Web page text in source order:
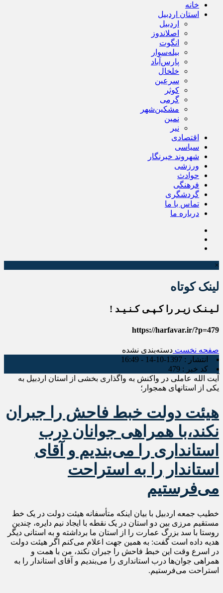
خانه
استان اردبیل
اردبیل
اصلاندوز
انگوت
بیله‌سوار
پارس‌آباد
خلخال
سرعین
کوثر
گرمی
مشکین‌شهر
نمین
نیر
اقتصادی
سیاسی
شهروند خبرنگار
ورزشی
حوادث
فرهنگی
گردشگری
تماس با ما
درباره ما
×
لینک کوتاه
لـیـنـک زیـر را کـپـی کـنـیـد !
https://harfavar.ir/?p=479
صفحه نخست دسته‌بندی نشده
انتشار : 1397-10-14 - 16:49
کد خبر : 479
آیت الله عاملی در واکنش به واگذاری بخشی از استان اردبیل به
یکی از استانهای همجوار؛
هیئت دولت خبط فاحش را جبران
نکند،با همراهی جوانان درب
استانداری را می‌بندیم و آقای
استاندار را به استراحت
می‌فرستیم
خطیب جمعه اردبیل با بیان اینکه متأسفانه هیئت دولت در یک خط
مستقیم مرزی بین دو استان در یک نقطه با ایجاد نیم دایره، چندین
روستا با سد بزرگ عمارت را از استان ما برداشته و به استانی دیگر
هدیه داده است گفت: به همین جهت اعلام می‌کنم اگر هیئت دولت
در اسرع وقت این خبط فاحش را جبران نکند، من با همت و
همراهی جوان‌ها درب استانداری را می‌بندیم و آقای استاندار را به
استراحت می‌فرستیم.